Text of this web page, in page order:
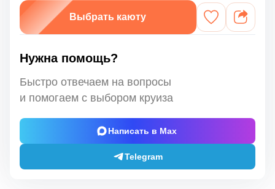
Выбрать каюту
Нужна помощь?
Быстро отвечаем на вопросы
и помогаем с выбором круиза
Написать в Max
Telegram